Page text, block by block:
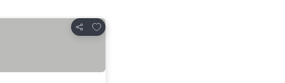
Teilen
Zu Favoriten hinzufügen